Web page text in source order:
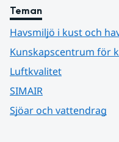
Teman
Havsmiljö i kust och
Kunskapscentrum för
Luftkvalitet
SIMAIR
Sjöar och vattendrag